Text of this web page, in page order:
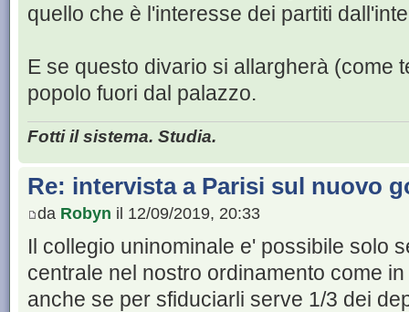
quello che è l'interesse dei partiti
E se questo divario si allargherà (come
popolo fuori dal palazzo.
Fotti il sistema. Studia.
Re: intervista a Parisi sul nuovo
da Robyn il 12/09/2019, 20:33
Il collegio uninominale e' possibile solo
centrale nel nostro ordinamento come
anche se per sfiduciarli serve 1/3 dei